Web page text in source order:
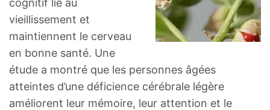
vieillissement et
maintiennent le cerveau
en bonne santé. Une
étude a montré que les personnes âgées
atteintes d’une déficience cérébrale légère
améliorent leur mémoire, leur attention et le